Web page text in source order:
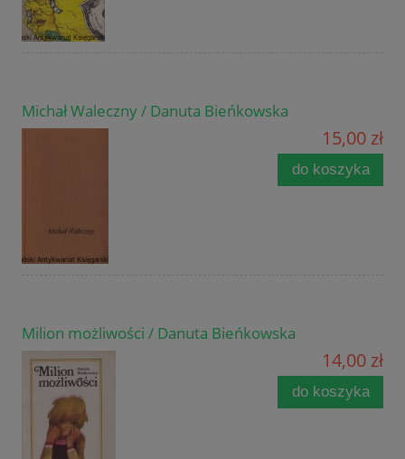
Michał Waleczny / Danuta Bieńkowska
15,00 zł
do koszyka
Milion możliwości / Danuta Bieńkowska
14,00 zł
do koszyka